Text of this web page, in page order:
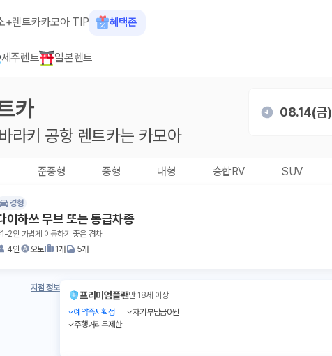
+렌트카카모아 TIP 혜택존
제주렌트 일본렌트
카
라키 공항 렌트카는 카모아
08.14(금)
준중형 중형 대형 승합RV SUV
경형
이하쓰 무브 또는 동급차종
2인 가볍게 이동하기 좋은 경차
4인
오토 1개 5개
지점 정보
프리미엄플랜만 18세 이상
예약즉시확정
자기부담금0원
주행거리무제한